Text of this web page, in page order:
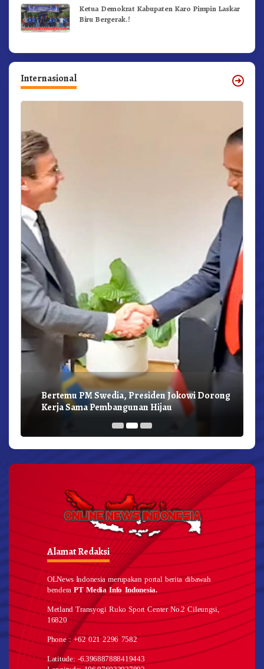
Ketua Demokrat Kabupaten Karo Pimpin Laskar
Biru Bergerak.!
Internasional
Bertemu PM Swedia, Presiden Jokowi Dorong
Kerja Sama Pembangunan Hijau
Alamat Redaksi
OLNews Indonesia merupakan portal berita dibawah
benderaPT Media Info Indonesia.
Metland Transyogi Ruko Sport Center No.2 Cileungsi,
16820
Phone : +62 021 2296 7582
Latitude: -6.396887888419443